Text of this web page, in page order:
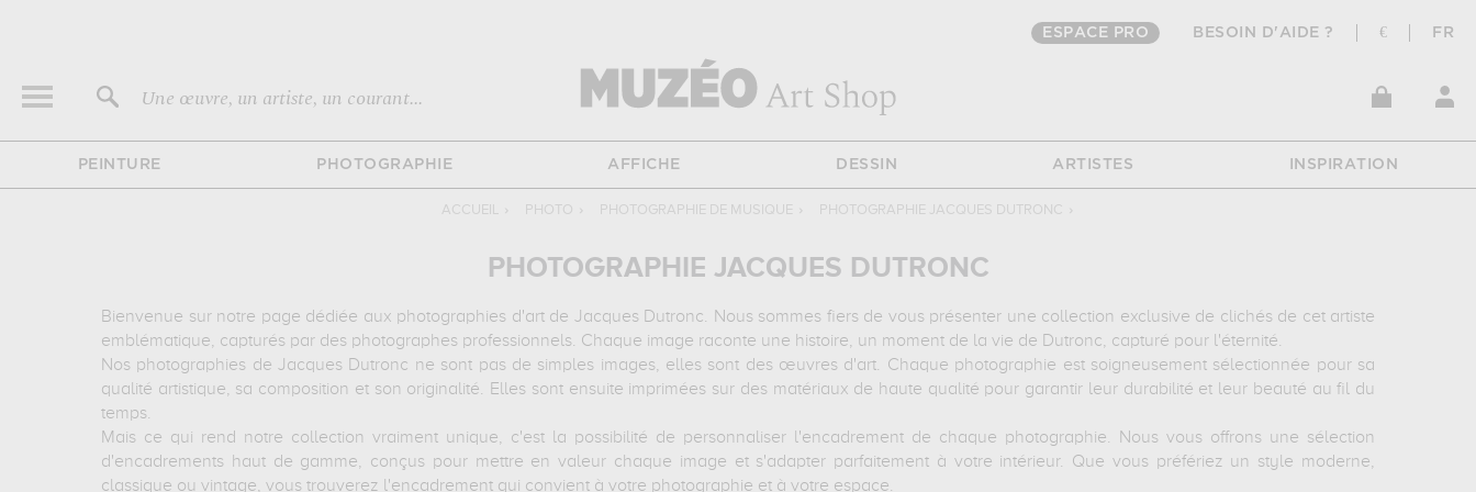
ESPACE PRO BESOIN D'AIDE ? € FR
Une œuvre, un artiste, un courant...
PEINTURE PHOTOGRAPHIE AFFICHE DESSIN ARTISTES INSPIRATION
ACCUEIL › PHOTO › PHOTOGRAPHIE DE MUSIQUE › PHOTOGRAPHIE JACQUES DUTRONC ›
PHOTOGRAPHIE JACQUES DUTRONC
Bienvenue sur notre page dédiée aux photographies d'art de Jacques Dutronc. Nous sommes fiers de vous présenter une collection exclusive de clichés de cet artiste
emblématique, capturés par des photographes professionnels. Chaque image raconte une histoire, un moment de la vie de Dutronc, capturé pour l'éternité.
Nos photographies de Jacques Dutronc ne sont pas de simples images, elles sont des œuvres d'art. Chaque photographie est soigneusement sélectionnée pour sa
qualité artistique, sa composition et son originalité. Elles sont ensuite imprimées sur des matériaux de haute qualité pour garantir leur durabilité et leur beauté au fil du
temps.
Mais ce qui rend notre collection vraiment unique, c'est la possibilité de personnaliser l'encadrement de chaque photographie. Nous vous offrons une sélection
d'encadrements haut de gamme, conçus pour mettre en valeur chaque image et s'adapter parfaitement à votre intérieur. Que vous préfériez un style moderne,
classique ou vintage, vous trouverez l'encadrement qui convient à votre photographie et à votre espace.